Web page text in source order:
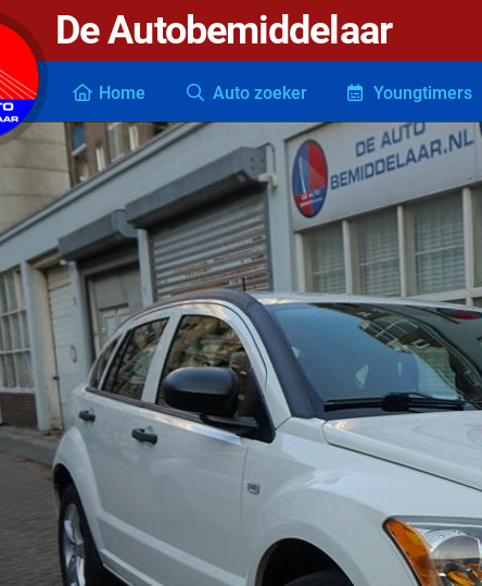
De Autobemiddelaar
Home Auto zoeker Youngtimers